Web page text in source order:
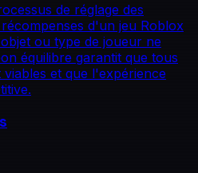
de réglage des
d'un jeu Roblox
ou type de joueur ne
équilibre garantit que tous
et que l'expérience